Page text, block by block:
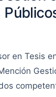
en Tesis